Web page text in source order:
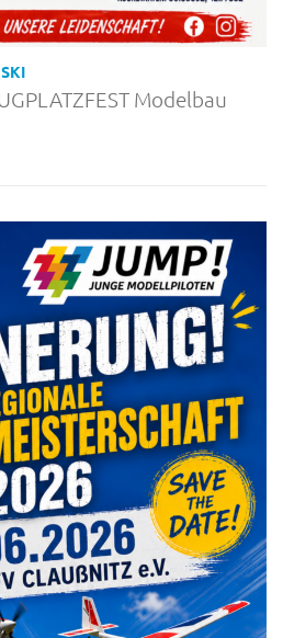
Modelbau